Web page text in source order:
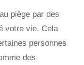
piège par des
votre vie. Cela
personnes
des